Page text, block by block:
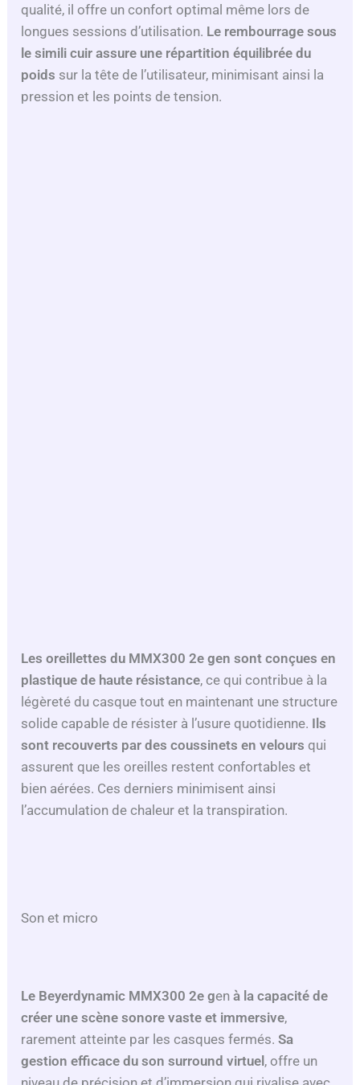
qualité, il offre un confort optimal même lors de
longues sessions d’utilisation. Le rembourrage sous
le simili cuir assure une répartition équilibrée du
poids sur la tête de l’utilisateur, minimisant ainsi la
pression et les points de tension.
Les oreillettes du MMX300 2e gen sont conçues en
plastique de haute résistance, ce qui contribue à la
légèreté du casque tout en maintenant une structure
solide capable de résister à l’usure quotidienne. Ils
sont recouverts par des coussinets en veloursqui
assurent que les oreilles restent confortables et
bien aérées. Ces derniers minimisent ainsi
l’accumulation de chaleur et la transpiration.
Son et micro
Le Beyerdynamic MMX300 2e gen à la capacité de
créer une scène sonore vaste et immersive,
rarement atteinte par les casques fermés.Sa
gestion efficace du son surround virtuel, offre un